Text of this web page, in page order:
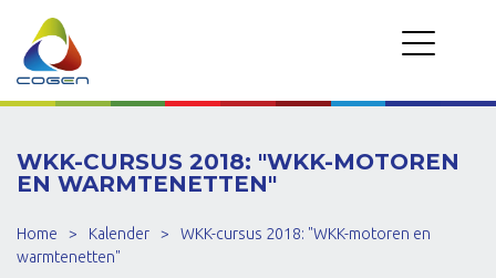
WKK-CURSUS 2018: "WKK-MOTOREN
EN WARMTENETTEN"
Home > Kalender >
WKK-cursus 2018: "WKK-motoren en
warmtenetten"